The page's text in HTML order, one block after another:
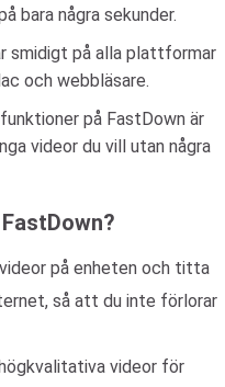
bara några sekunder.
smidigt på alla plattformar
och webbläsare.
på FastDown är
videor du vill utan några
på enheten och titta
så att du inte förlorar
videor för